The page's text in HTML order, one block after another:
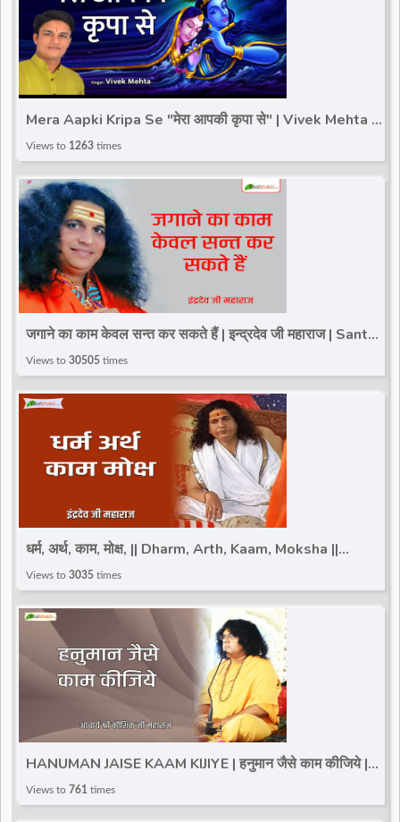
Mera Aapki Kripa Se "मेरा आपकी कृपा से" | Vivek Mehta |
Popular Krishna Bhajan 2022
Views to 1263 times
जगाने का काम केवल सन्त कर सकते हैं | इन्द्रदेव जी महाराज | Sant
Indradev Ji Motivational Speech
Views to 30505 times
धर्म, अर्थ, काम, मोक्ष, || Dharm, Arth, Kaam, Moksha ||
Indradev Ji Maharaj || Motivational Speech
Views to 3035 times
HANUMAN JAISE KAAM KIJIYE | हनुमान जैसे काम कीजिये |
Shri Kaushik Ji Maharaj | Motivational Speech
Views to 761 times